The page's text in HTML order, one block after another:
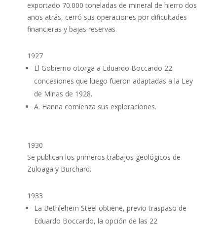
exportado 70.000 toneladas de mineral de hierro dos
años atrás, cerró sus operaciones por dificultades
financieras y bajas reservas.
1927
El Gobierno otorga a Eduardo Boccardo 22
concesiones que luego fueron adaptadas a la Ley
de Minas de 1928.
A. Hanna comienza sus exploraciones.
1930
Se publican los primeros trabajos geológicos de
Zuloaga y Burchard.
1933
La Bethlehem Steel obtiene, previo traspaso de
Eduardo Boccardo, la opción de las 22